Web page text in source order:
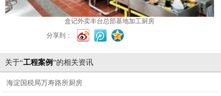
盒记外卖丰台总部基地加工厨房
分享到：
关于“工程案例”的相关资讯
海淀国税局万寿路所厨房